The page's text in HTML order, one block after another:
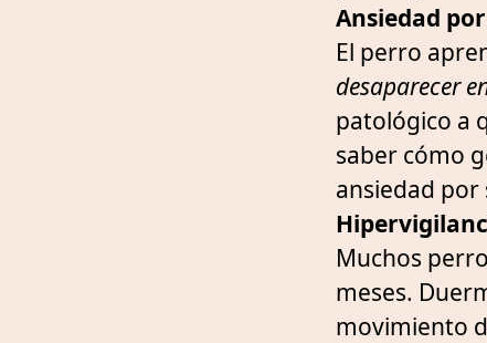
Ansiedad
El perro
desaparecer
patológico a
saber cómo
ansiedad por
Muchos
meses.
movimiento